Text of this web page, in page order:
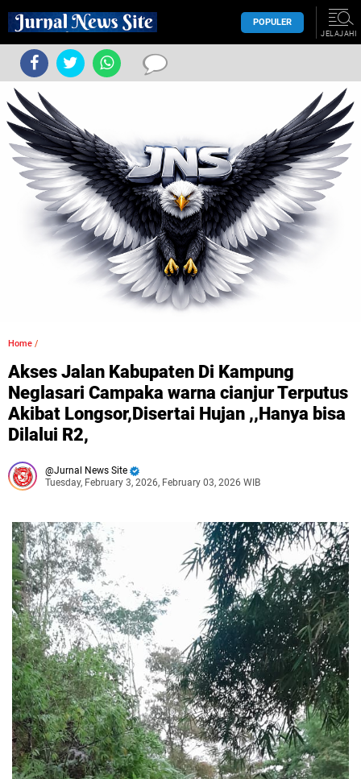
POPULER
JELAJAHI
Home /
Akses Jalan Kabupaten Di Kampung
Neglasari Campaka warna cianjur Terputus
Akibat Longsor,Disertai Hujan ,,Hanya bisa
Dilalui R2,
Jurnal News Site
Tuesday, February 3, 2026, February 03, 2026 WIB